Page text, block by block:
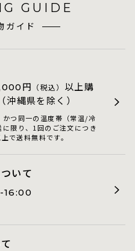
GUIDE
ガイド
円 （税込） 以上購
沖縄県を除く）
かつ同一の温度帯（常温/冷
限り、1回のご注文につき
で送料無料です。
いて
16:00